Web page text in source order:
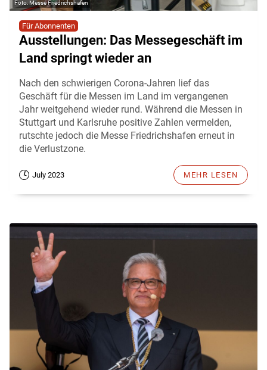
Messe Friedrichshafen
Für Abonnenten
Ausstellungen: Das Messegeschäft im
Land springt wieder an
Nach den schwierigen Corona-Jahren lief das
Geschäft für die Messen im Land im vergangenen
Jahr weitgehend wieder rund. Während die Messen in
Stuttgart und Karlsruhe positive Zahlen vermelden,
rutschte jedoch die Messe Friedrichshafen erneut in
die Verlustzone.
July 2023 MEHR LESEN